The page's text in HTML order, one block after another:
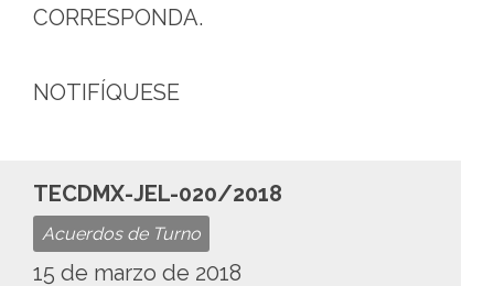
CORRESPONDA.
NOTIFÍQUESE
TECDMX-JEL-020/2018
Acuerdos de Turno
15 de marzo de 2018